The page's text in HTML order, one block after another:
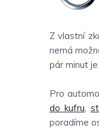
Z vlastní
nemá
pár minut
Pro
do kufru,
poradíme